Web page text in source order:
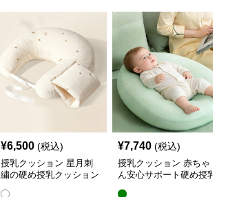
¥6,500 (税込)
授乳クッション 星月刺
繍の硬め授乳クッション
¥7,740 (税込)
授乳クッション 赤ちゃ
ん安心サポート硬め授乳